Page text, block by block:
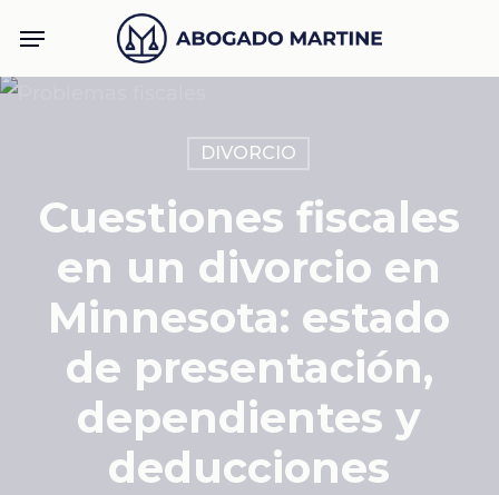
main
Menu
DIVORCIO
Cuestiones fiscales
en un divorcio en
Minnesota: estado
de presentación,
dependientes y
deducciones